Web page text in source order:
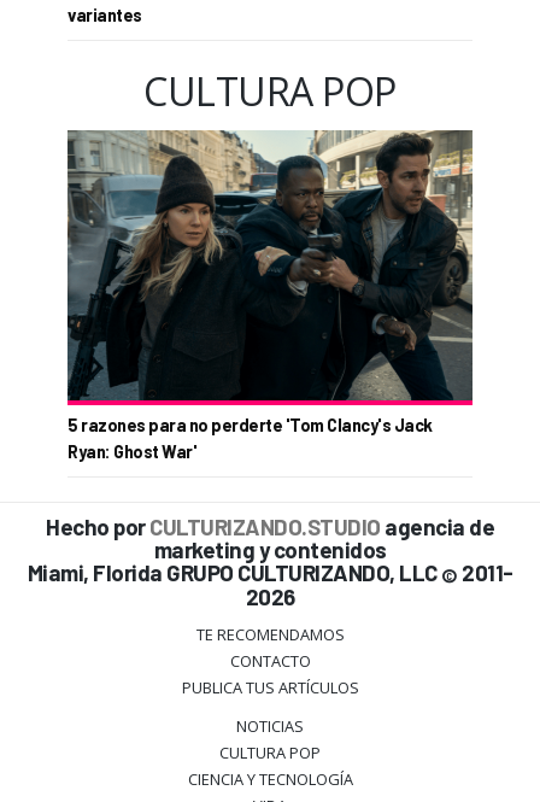
variantes
CULTURA POP
5 razones para no perderte 'Tom Clancy's Jack
Ryan: Ghost War'
Hecho porCULTURIZANDO.STUDIO agencia de
marketing y contenidos
Miami, Florida GRUPO CULTURIZANDO, LLC © 2011-
2026
TE RECOMENDAMOS
CONTACTO
PUBLICA TUS ARTÍCULOS
NOTICIAS
CULTURA POP
CIENCIA Y TECNOLOGÍA